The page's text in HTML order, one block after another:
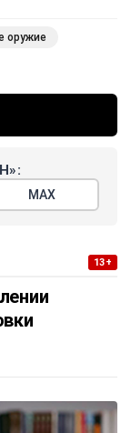
оружие
МАХ
13+